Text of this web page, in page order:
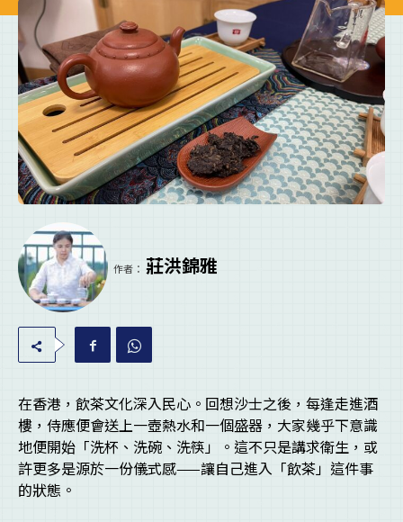
作者： 莊洪錦雅
在香港，飲茶文化深入民心。回想沙士之後，每逢走進酒
樓，侍應便會送上一壺熱水和一個盛器，大家幾乎下意識
地便開始「洗杯、洗碗、洗筷」。這不只是講求衛生，或
許更多是源於一份儀式感——讓自己進入「飲茶」這件事
的狀態。